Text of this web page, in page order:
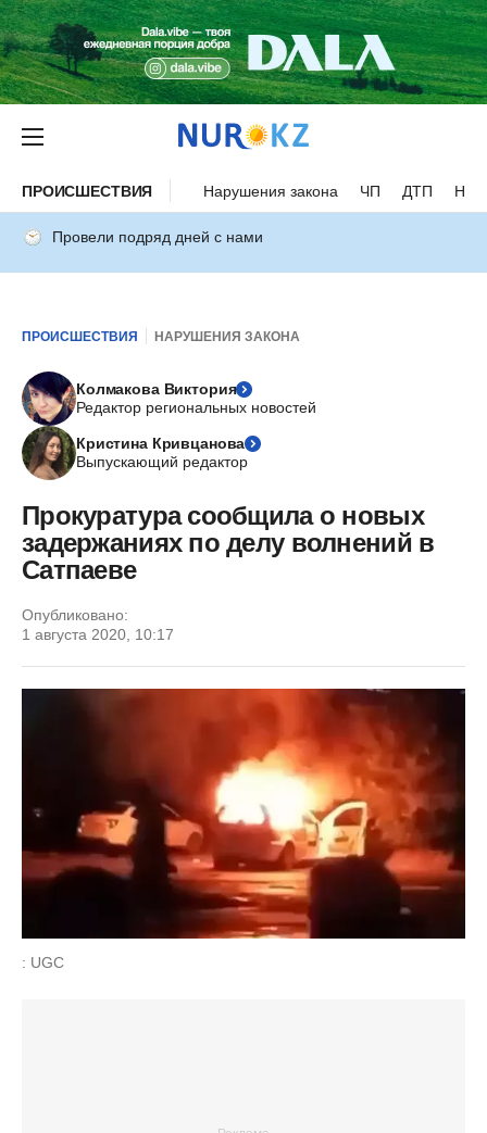
ПРОИСШЕСТВИЯ Нарушения закона ЧП ДТП
Провели подряд дней с нами
ПРОИСШЕСТВИЯ НАРУШЕНИЯ ЗАКОНА
Колмакова Виктория
Редактор региональных новостей
Кристина Кривцанова
Выпускающий редактор
Прокуратура сообщила о новых
задержаниях по делу волнений в
Сатпаеве
Опубликовано:
1 августа 2020, 10:17
: UGC